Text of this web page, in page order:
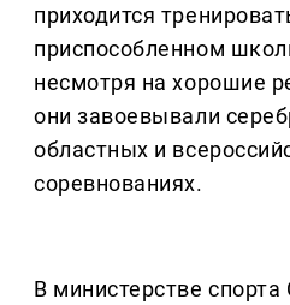
приходится
приспособленном
несмотря на хорошие
они завоевывали
областных и
соревнованиях.
В министерстве